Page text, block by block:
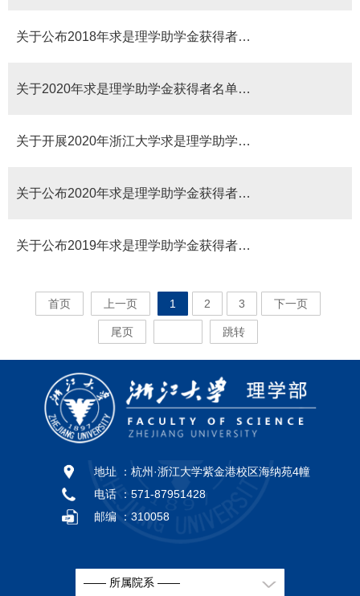
关于公布2018年求是理学助学金获得者名单的通知
关于2020年求是理学助学金获得者名单公示的通知
关于开展2020年浙江大学求是理学助学金评选的通知
关于公布2020年求是理学助学金获得者名单的通知
关于公布2019年求是理学助学金获得者名单的通知
首页 上一页 1 2 3 下一页
尾页 跳转
地址 ： 杭州·浙江大学紫金港校区海纳苑4幢
电话 ： 571-87951428
邮编 ： 310058
—— 所属院系 ——